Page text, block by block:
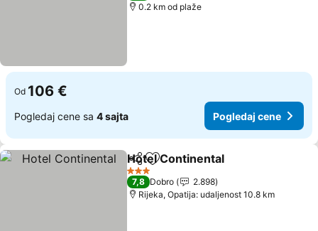
0.2 km od plaže
Od 106 €
Pogledaj cene sa 4 sajta Pogledaj cene
Deli Dodati u favorite
Hotel Continental
3 Zvezdice
7,8 Dobro
2.898
Rijeka, Opatija: udaljenost 10.8 km